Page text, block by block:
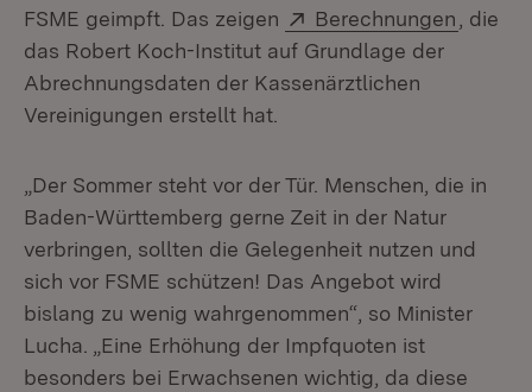
FSME geimpft. Das zeigen
Extern:
Berechnungen
, die
das Robert Koch-Institut auf Grundlage der
Abrechnungsdaten der Kassenärztlichen
Vereinigungen erstellt hat.
„Der Sommer steht vor der Tür. Menschen, die in
Baden-Württemberg gerne Zeit in der Natur
verbringen, sollten die Gelegenheit nutzen und
sich vor FSME schützen! Das Angebot wird
bislang zu wenig wahrgenommen“, so Minister
Lucha. „Eine Erhöhung der Impfquoten ist
besonders bei Erwachsenen wichtig, da diese